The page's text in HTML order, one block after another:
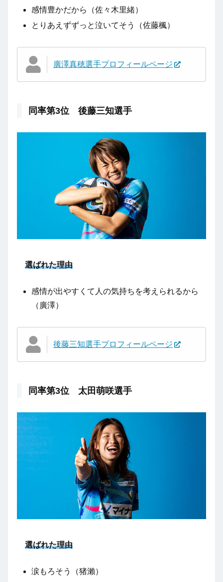
感情豊かだから（佐々木里緒）
とりあえずずっと泣いてそう（佐藤楓）
廣澤真穂選手プロフィールページ
同率第3位 後藤三知選手
選ばれた理由
感情が出やすくて人の気持ちを考えられるから
（廣澤）
後藤三知選手プロフィールページ
同率第3位 太田萌咲選手
選ばれた理由
涙もろそう（猪瀨）